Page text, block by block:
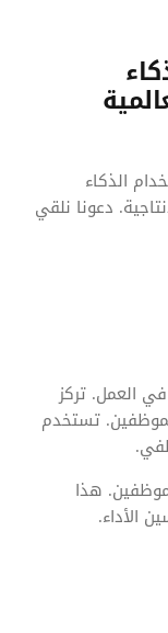
الذكاء
دعونا نلقي
العمل. تركز
تستخدم
هذا
الأداء.